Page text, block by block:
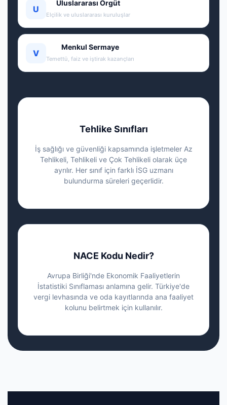
U
Uluslararası Örgüt
Elçilik ve uluslararası kuruluşlar
V
Menkul Sermaye
Temettü, faiz ve iştirak kazançları
Tehlike Sınıfları
İş sağlığı ve güvenliği kapsamında işletmeler Az
Tehlikeli, Tehlikeli ve Çok Tehlikeli olarak üçe
ayrılır. Her sınıf için farklı İSG uzmanı
bulundurma süreleri geçerlidir.
NACE Kodu Nedir?
Avrupa Birliği'nde Ekonomik Faaliyetlerin
İstatistiki Sınıflaması anlamına gelir. Türkiye'de
vergi levhasında ve oda kayıtlarında ana faaliyet
kolunu belirtmek için kullanılır.